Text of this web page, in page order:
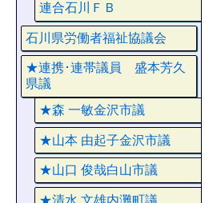
連合石川ＦＢ
石川県労働者福祉協議会
★連携･連帯議員 盛本芳久
県議
★森 一敏金沢市議
★山本 由起子金沢市議
★山口 俊哉白山市議
★清水 文雄内灘町議